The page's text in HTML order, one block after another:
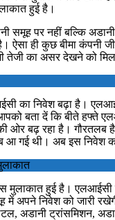
हुई है।
समूह पर नहीं बल्कि
ऐसा ही कुछ बीमा कंपनी
तेजी का असर देखने को
का निवेश बढ़ा है।
बता दें कि बीते हफ्ते
ओर बढ़ रहा है।
गई थी। अब इस निवेश
हुई है। एलआईसी
में अपने निवेश को जारी
अडानी ट्रांसमिशन,